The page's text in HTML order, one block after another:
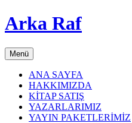
Arka Raf
Menü
ANA SAYFA
HAKKIMIZDA
KİTAP SATIŞ
YAZARLARIMIZ
YAYIN PAKETLERİMİZ